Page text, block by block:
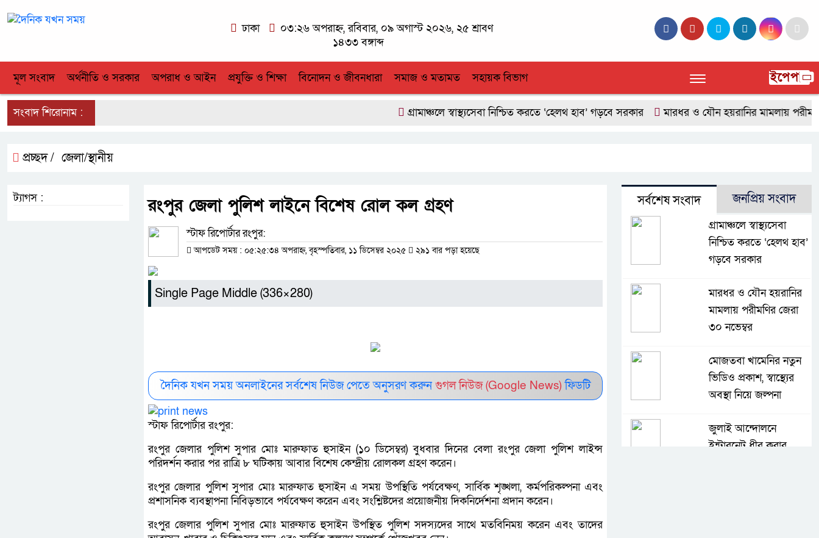
ঢাকা
০৩:২৬ অপরাহ্ন, রবিবার, ০৯ অগাস্ট ২০২৬, ২৫ শ্রাবণ
১৪৩৩ বঙ্গাব্দ
মূল সংবাদ অর্থনীতি ও সরকার অপরাধ ও আইন প্রযুক্তি ও শিক্ষা বিনোদন ও জীবনধারা সমাজ ও মতামত সহায়ক বিভাগ ইপেপার
সংবাদ শিরোনাম : গ্রামাঞ্চলে স্বাস্থ্যসেবা নিশ্চিত করতে ‘হেলথ হাব’ গড়বে সরকার মারধর ও যৌন হয়রানির মামলায় পরীমণির
প্রচ্ছদ / জেলা/স্থানীয়
রংপুর জেলা পুলিশ লাইনে বিশেষ রোল কল গ্রহণ
স্টাফ রিপোর্টার রংপুর:
আপডেট সময় : ০৫:২৫:৩৪ অপরাহ্ন, বৃহস্পতিবার, ১১ ডিসেম্বর ২০২৫ ২৯১ বার পড়া হয়েছে
Single Page Middle (336×280)
দৈনিক যখন সময় অনলাইনের সর্বশেষ নিউজ পেতে অনুসরণ করুনগুগল নিউজ (Google News) ফিডটি
স্টাফ রিপোর্টার রংপুর:
রংপুর জেলার পুলিশ সুপার মোঃ মারুফাত হুসাইন (১০ ডিসেম্বর) বুধবার দিনের বেলা রংপুর জেলা পুলিশ লাইন্স
পরিদর্শন করার পর রাত্রি ৮ ঘটিকায় আবার বিশেষ কেন্দ্রীয় রোলকল গ্রহণ করেন।
রংপুর জেলার পুলিশ সুপার মোঃ মারুফাত হুসাইন এ সময় উপস্থিতি পর্যবেক্ষণ, সার্বিক শৃঙ্খলা, কর্মপরিকল্পনা এবং
প্রশাসনিক ব্যবস্থাপনা নিবিড়ভাবে পর্যবেক্ষণ করেন এবং সংশ্লিষ্টদের প্রয়োজনীয় দিকনির্দেশনা প্রদান করেন।
রংপুর জেলার পুলিশ সুপার মোঃ মারুফাত হুসাইন উপস্থিত পুলিশ সদস্যদের সাথে মতবিনিময় করেন এবং তাদের
ট্যাগস : সর্বশেষ সংবাদ জনপ্রিয় সংবাদ
গ্রামাঞ্চলে স্বাস্থ্যসেবা
নিশ্চিত করতে ‘হেলথ হাব’
গড়বে সরকার
মারধর ও যৌন হয়রানির
মামলায় পরীমণির জেরা
৩০ নভেম্বর
মোজতবা খামেনির নতুন
ভিডিও প্রকাশ, স্বাস্থ্যের
অবস্থা নিয়ে জল্পনা
জুলাই আন্দোলনে
ইন্টারনেট ধীর করার